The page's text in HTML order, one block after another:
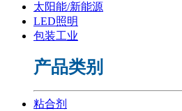
太阳能/新能源
LED照明
包装工业
产品类别
粘合剂